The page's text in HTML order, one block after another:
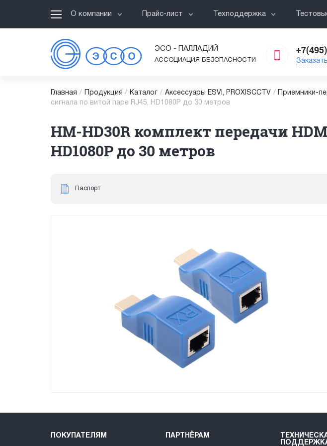
О компании Прайс-лист Техподдержка
ЭСО - ПАЛЛАДИЙ
АССОЦИАЦИЯ БЕЗОПАСНОСТИ
Главная / Продукция / Каталог / Аксессуары ESVI, PROXISCCTV / Приемники-
сигнала по витой паре RJ45, HD1080P до 30 метров
HM-HD30R комплект передачи
HD1080P до 30 метров
Паспорт
ПОКУПАТЕЛЯМ ПАРТНЁРАМ